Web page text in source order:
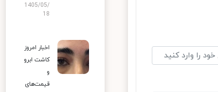
1405/05/
18
اخبار امروز
کاشت ابرو
قیمت‌های